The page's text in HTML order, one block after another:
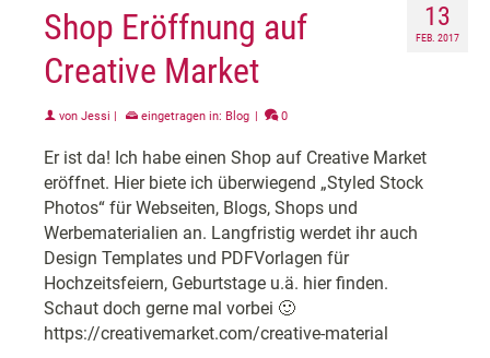
13
FEB. 2017
Shop Eröffnung auf
Creative Market
von Jessi | eingetragen in: Blog | 0
Er ist da! Ich habe einen Shop auf Creative Market
eröffnet. Hier biete ich überwiegend „Styled Stock
Photos“ für Webseiten, Blogs, Shops und
Werbematerialien an. Langfristig werdet ihr auch
Design Templates und PDFVorlagen für
Hochzeitsfeiern, Geburtstage u.ä. hier finden.
Schaut doch gerne mal vorbei 🙂
https://creativemarket.com/creative-material